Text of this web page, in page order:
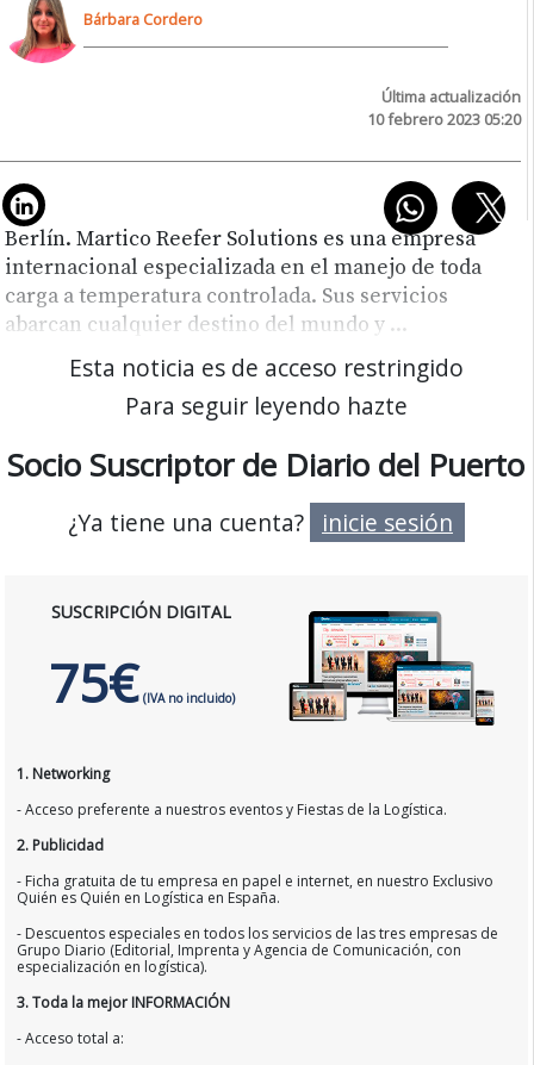
Bárbara Cordero
Última actualización
10 febrero 2023 05:20
Berlín. Martico Reefer Solutions es una empresa
internacional especializada en el manejo de toda
carga a temperatura controlada. Sus servicios
abarcan cualquier destino del mundo y ...
Esta noticia es de acceso restringido
Para seguir leyendo hazte
Socio Suscriptor de Diario del Puerto
¿Ya tiene una cuenta? inicie sesión
SUSCRIPCIÓN DIGITAL
75€ (IVA no incluido)
1. Networking
- Acceso preferente a nuestros eventos y Fiestas de la Logística.
2. Publicidad
- Ficha gratuita de tu empresa en papel e internet, en nuestro Exclusivo
Quién es Quién en Logística en España.
- Descuentos especiales en todos los servicios de las tres empresas de
Grupo Diario (Editorial, Imprenta y Agencia de Comunicación, con
especialización en logística).
3. Toda la mejor INFORMACIÓN
- Acceso total a: